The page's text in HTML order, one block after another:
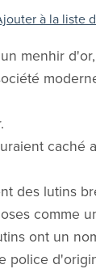
à la liste
menhir
caché
des lutins
comme
ont un
police